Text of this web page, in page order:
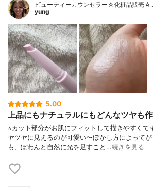
ビューティーカウンセラー☆化粧品販売☆
yung
5.00
上品にもナチュラルにもどんなツヤも
⁡⭐︎カット部分がお肌にフィットして描きやすくて
ヤツヤに見えるのが可愛い〜ぼかし方によって
も、ぽわんと自然に光を足すこと…続きを見る